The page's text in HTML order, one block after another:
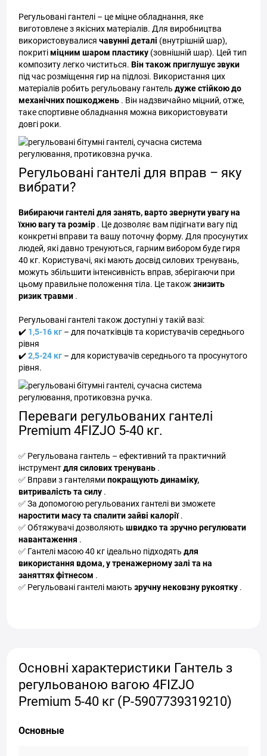
Регульовані гантелі – це міцне обладнання, яке
виготовлене з якісних матеріалів. Для виробництва
використовувалися чавунні деталі (внутрішній шар),
покритіміцним шаром пластику (зовнішній шар). Цей тип
композиту легко чиститься. Він також приглушує звуки
під час розміщення гир на підлозі. Використання цих
матеріалів робить регульовану гантель дуже стійкою до
механічних пошкоджень . Він надзвичайно міцний, отже,
таке спортивне обладнання можна використовувати
довгі роки.
Регульовані гантелі для вправ – яку
вибрати?
Вибираючи гантелі для занять, варто звернути увагу на
їхню вагу та розмір . Це дозволяє вам підігнати вагу під
конкретні вправи та вашу поточну форму. Для просунутих
людей, які давно тренуються, гарним вибором буде гиря
40 кг. Користувачі, які мають досвід силових тренувань,
можуть збільшити інтенсивність вправ, зберігаючи при
цьому правильне положення тіла. Це також знизить
ризик травми .
Регульовані гантелі також доступні у такій вазі:
✔️ 1,5-16 кг – для початківців та користувачів середнього
рівня
✔️2,5-24 кг – для користувачів середнього та просунутого
рівня.
Переваги регульованих гантелі
Premium 4FIZJO 5-40 кг.
✅ Регульована гантель – ефективний та практичний
інструментдля силових тренувань .
✅ Вправи з гантелями покращують динаміку,
витривалість та силу .
✅ За допомогою регульованих гантелі ви зможете
наростити масу та спалити зайві калорії.
✅ Обтяжувачі дозволяють швидко та зручно регулювати
навантаження .
✅ Гантелі масою 40 кг ідеально підходять для
використання вдома, у тренажерному залі та на
заняттях фітнесом .
✅ Регульовані гантелі мають зручну нековзну рукоятку .
Основні характеристики Гантель з
регульованою вагою 4FIZJO
Premium 5-40 кг (P-5907739319210)
Основные